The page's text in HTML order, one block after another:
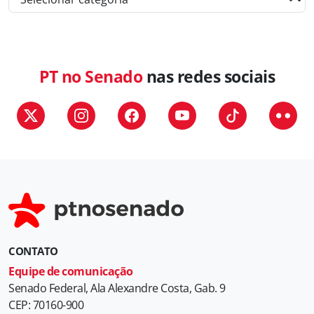
a
PT no Senadonas redes sociais
CONTATO
Equipe de comunicação
Senado Federal, Ala Alexandre Costa, Gab. 9
CEP: 70160-900